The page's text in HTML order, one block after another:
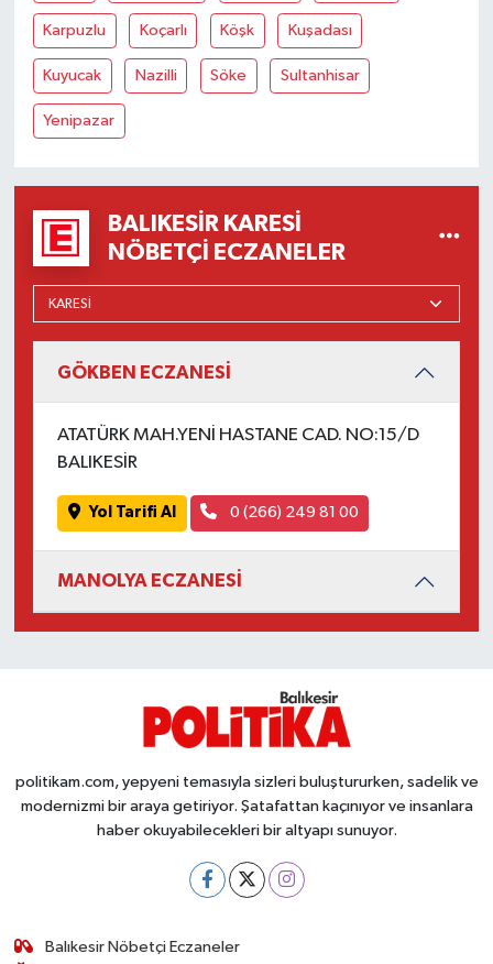
Karpuzlu Koçarlı Köşk Kuşadası
Kuyucak Nazilli Söke Sultanhisar
Yenipazar
BALIKESIR KARESI
NÖBETÇI ECZANELER
GÖKBEN ECZANESİ
ATATÜRK MAH.YENİ HASTANE CAD. NO:15/D
BALIKESİR
Yol Tarifi Al 0 (266) 249 81 00
MANOLYA ECZANESİ
politikam.com, yepyeni temasıyla sizleri buluştururken, sadelik ve
modernizmi bir araya getiriyor. Şatafattan kaçınıyor ve insanlara
haber okuyabilecekleri bir altyapı sunuyor.
Balıkesir Nöbetçi Eczaneler
TARİHTE BUGÜN
TEKNOLOJİ
TÜRKİYE